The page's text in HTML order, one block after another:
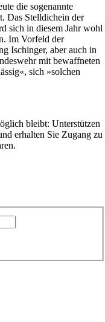
die sogenannte
Das Stelldichein der
sich in diesem Jahr wohl
Im Vorfeld der
Ischinger, aber auch in
mit bewaffneten
sich »solchen
bleibt: Unterstützen
erhalten Sie Zugang zu